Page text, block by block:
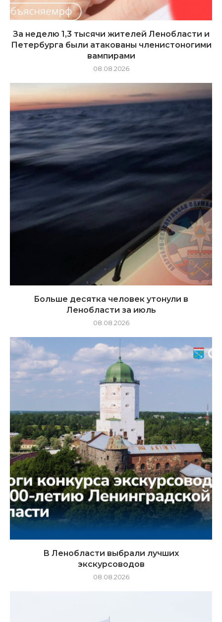
За неделю 1,3 тысячи жителей Ленобласти и
Петербурга были атакованы членистоногими
вампирами
08.08.2026
Больше десятка человек утонули в
Ленобласти за июль
08.08.2026
В Ленобласти выбрали лучших
экскурсоводов
08.08.2026